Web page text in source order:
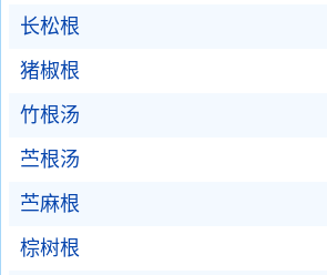
长松根
猪椒根
竹根汤
苎根汤
苎麻根
棕树根